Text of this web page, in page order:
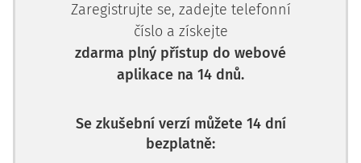
Zaregistrujte se, zadejte telefonní
číslo a získejte
zdarma plný přístup do webové
aplikace na 14 dnů.
Se zkušební verzí můžete 14 dní
bezplatně: